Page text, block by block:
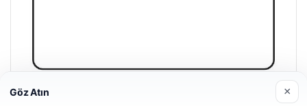
Enes Kaplan Avukatlık Bürosu
Göz Atın ×